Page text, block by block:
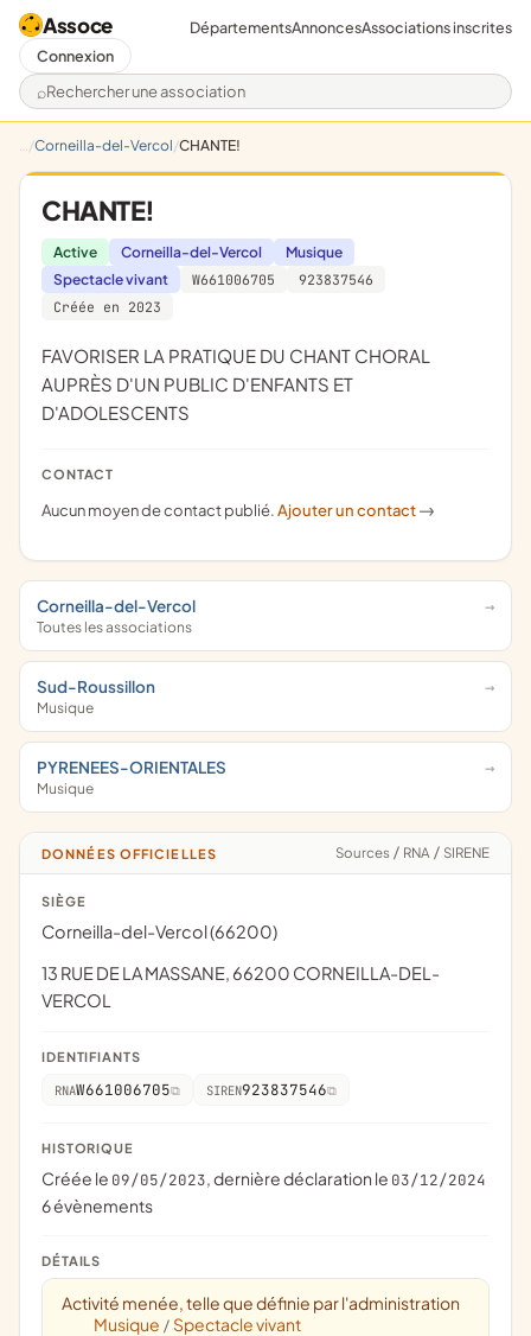
Assoce
Rechercher une association
DépartementsAnnoncesAssociations inscrites
Connexion
Corneilla-del-Vercol CHANTE!
CHANTE!
Active Corneilla-del-Vercol
Musique
Spectacle vivant
W661006705
923837546
Créée en 2023
fAVORISER LA PRATIQUE DU CHANT CHORAL
AUPRÈS D'UN PUBLIC D'ENFANTS ET
D'ADOLESCENTS
CONTACT
Aucun moyen de contact publié.Ajouter un contact ->
Corneilla-del-Vercol
Toutes les associations
Sud-Roussillon
Musique
PYRENEES-ORIENTALES
Musique
DONNÉES OFFICIELLES Sources / RNA / SIRENE
SIÈGE
Corneilla-del-Vercol (66200)
13 RUE DE LA MASSANE, 66200 CORNEILLA-DEL-
VERCOL
IDENTIFIANTS
RNAW661006705 SIREN923837546
HISTORIQUE
Créée le 09/05/2023, dernière déclaration le 03/12/2024
6 évènements
DÉTAILS
Activité menée, telle que définie par l'administration
Musique / Spectacle vivant